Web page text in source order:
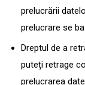
prelucrării
prelucrare se
Dreptul de a
puteți retrage
prelucrarea